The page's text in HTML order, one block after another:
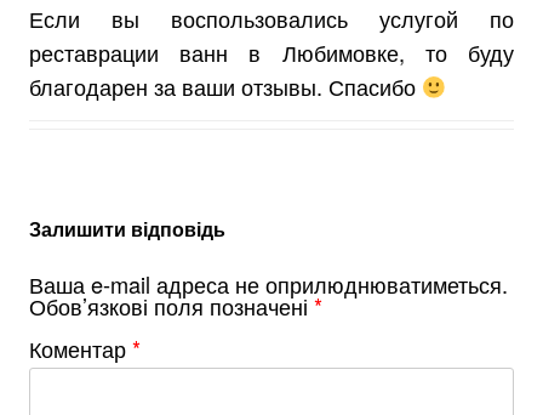
Если вы воспользовались услугой по
реставрации ванн в Любимовке, то буду
благодарен за ваши отзывы. Спасибо
Залишити відповідь
Ваша e-mail адреса не оприлюднюватиметься.
Обов’язкові поля позначені *
Коментар*